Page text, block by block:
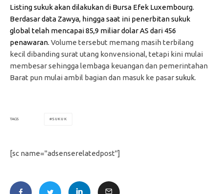
Listing sukuk akan dilakukan di Bursa Efek Luxembourg.
Berdasar data Zawya, hingga saat ini penerbitan sukuk
global telah mencapai 85,9 miliar dolar AS dari 456
penawaran. Volume tersebut memang masih terbilang
kecil dibanding surat utang konvensional, tetapi kini mulai
membesar sehingga lembaga keuangan dan pemerintahan
Barat pun mulai ambil bagian dan masuk ke pasarsukuk.
TAGS SUKUK
[sc name="adsenserelatedpost"]